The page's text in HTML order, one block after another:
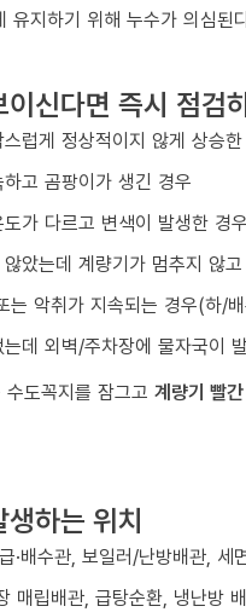
유지하기 위해 누수가 의심된
신다면 즉시 점검
럽게 정상적이지 않게 상승
고 곰팡이가 생긴 경우
가 다르고 변색이 발생한 경
았는데 계량기가 멈추지 않
는 악취가 지속되는 경우(하/
데 외벽/주차장에 물자국이
수도꼭지를 잠그고 계량기 빨
하는 위치
·배수관, 보일러/난방배관, 세
매립배관, 급탕순환, 냉난방